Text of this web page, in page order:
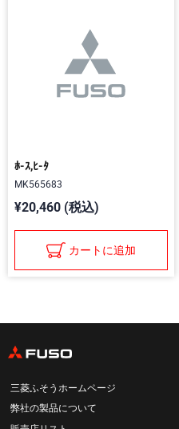
ﾎ-ｽ,ﾋ-ﾀ
MK565683
¥20,460 (税込)
カートに追加
三菱ふそうホームページ
弊社の製品について